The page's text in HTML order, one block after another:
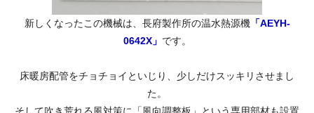
新しくなったこの機械は、長府製作所の温水熱源機「AEYH-
0642X」 です。
床暖房配管をチョチョイといじり、少しだけスッキリさせまし
た。